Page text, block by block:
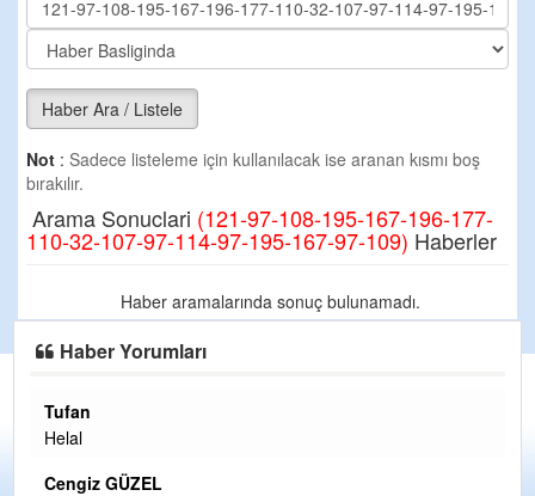
Haber Ara / Listele
Not : Sadece listeleme için kullanılacak ise aranan kısmı boş
bırakılır.
Arama Sonuclari (121-97-108-195-167-196-177-
110-32-107-97-114-97-195-167-97-109) Haberler
Haber aramalarında sonuç bulunamadı.
Haber Yorumları
Tufan
Helal
Cengiz GÜZEL